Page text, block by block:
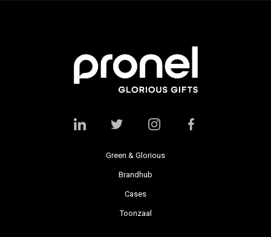
Green & Glorious
Brandhub
Cases
Toonzaal